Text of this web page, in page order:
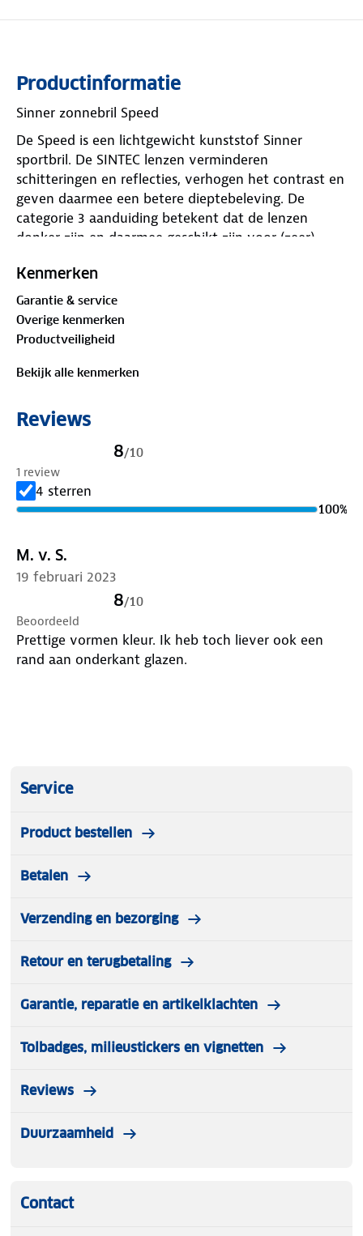
Productinformatie
Sinner zonnebril Speed
De Speed is een lichtgewicht kunststof Sinner
sportbril. De SINTEC lenzen verminderen
schitteringen en reflecties, verhogen het contrast en
geven daarmee een betere dieptebeleving. De
categorie 3 aanduiding betekent dat de lenzen
donker zijn en daarmee geschikt zijn voor (zeer)
zit een anti-slip laag waardoor de bril tijdens het
sporten niet verschuift.
Kenmerken
Garantie & service
Overige kenmerken
Productveiligheid
Bekijk alle kenmerken
Reviews
8/10
1 review
4 sterren
100%
M. v. S.
19 februari 2023
8/10
Beoordeeld
Prettige vormen kleur. Ik heb toch liever ook een
rand aan onderkant glazen.
Service
Product bestellen
Betalen
Verzending en bezorging
Retour en terugbetaling
Garantie, reparatie en artikelklachten
Tolbadges, milieustickers en vignetten
Reviews
Duurzaamheid
Contact